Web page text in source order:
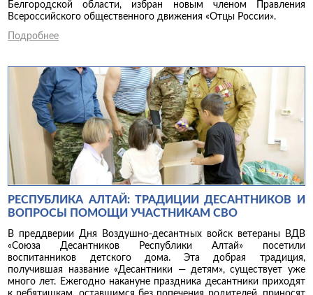
Белгородской области, избран новым членом Правления
Всероссийского общественного движения «Отцы России».
Подробнее
РЕСПУБЛИКА АЛТАЙ: ТРАДИЦИИ ДЕСАНТНИКОВ И
ВОПРОСЫ ПОМОЩИ УЧАСТНИКАМ СВО
В преддверии Дня Воздушно-десантных войск ветераны ВДВ
«Союза Десантников Республики Алтай» посетили
воспитанников детского дома. Эта добрая традиция,
получившая название «Десантники — детям», существует уже
много лет. Ежегодно накануне праздника десантники приходят